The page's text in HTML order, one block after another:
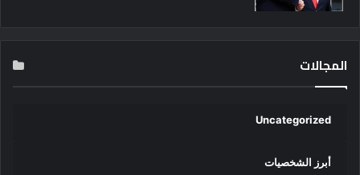
المجالات
Uncategorized
أبرز الشخصيات